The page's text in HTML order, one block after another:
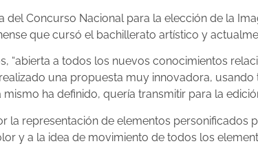
del Concurso Nacional para la elección de la
que cursó el bachillerato artístico y
“abierta a todos los nuevos conocimientos
una propuesta muy innovadora,
ha definido, quería transmitir para la
la representación de elementos
y a la idea de movimiento de todos los